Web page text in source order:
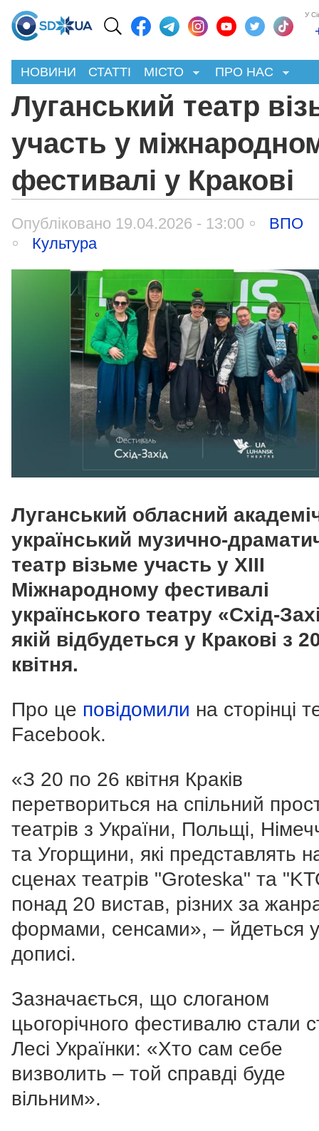
У
НОВИНИ СТАТТІ МІСТО ПРО НАС
Луганський театр
участь у
фестивалі у Кракові
Опубліковано 19.04.2026 - 13:00
ВПО
Культура
Луганський обласний
український музично-
театр візьме участь у XIII
Міжнародному фестивалі
українського театру «Схід-
якій відбудеться у Кракові з
квітня.
Про це повідомили на сторінці
Facebook.
«З 20 по 26 квітня Краків
перетвориться на спільний
театрів з України, Польщі,
та Угорщини, які представлять
сценах театрів "Groteska" та
понад 20 вистав, різних за
формами, сенсами», – йдеться у
дописі.
Зазначається, що слоганом
цьогорічного фестивалю стали
Лесі Українки: «Хто сам себе
визволить – той справді буде
вільним».